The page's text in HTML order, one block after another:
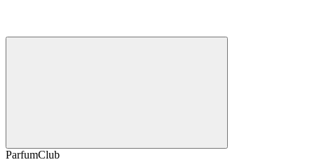
ParfumClub